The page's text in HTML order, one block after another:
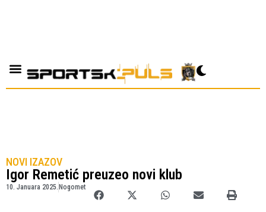
NOVI IZAZOV
Igor Remetić preuzeo novi klub
10. Januara 2025. Nogomet